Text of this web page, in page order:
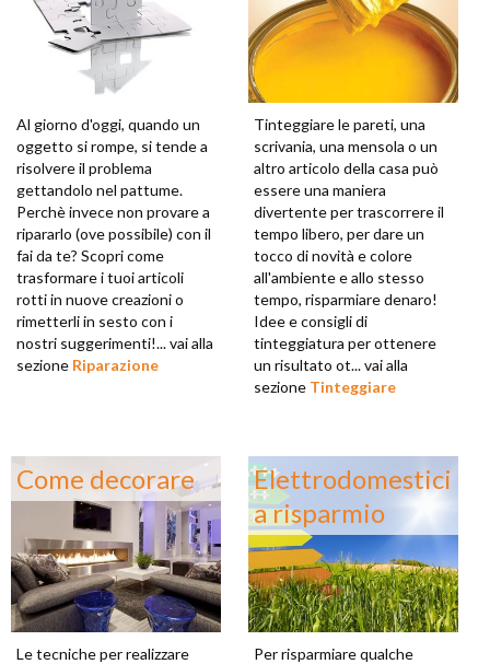
Al giorno d'oggi, quando un
oggetto si rompe, si tende a
risolvere il problema
gettandolo nel pattume.
Perchè invece non provare a
ripararlo (ove possibile) con il
fai da te? Scopri come
trasformare i tuoi articoli
rotti in nuove creazioni o
rimetterli in sesto con i
nostri suggerimenti!... vai alla
sezione Riparazione
Tinteggiare le pareti, una
scrivania, una mensola o un
altro articolo della casa può
essere una maniera
divertente per trascorrere il
tempo libero, per dare un
tocco di novità e colore
all'ambiente e allo stesso
tempo, risparmiare denaro!
Idee e consigli di
tinteggiatura per ottenere
un risultato ot... vai alla
sezione Tinteggiare
Come decorare
Le tecniche per realizzare
Elettrodomestici
a risparmio
Per risparmiare qualche